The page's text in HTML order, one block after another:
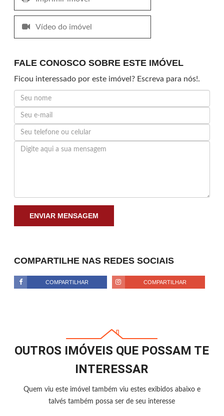
Vídeo do imóvel
FALE CONOSCO SOBRE ESTE IMÓVEL
Ficou interessado por este imóvel? Escreva para nós!.
ENVIAR MENSAGEM
COMPARTILHE NAS REDES SOCIAIS
COMPARTILHAR COMPARTILHAR
OUTROS IMÓVEIS QUE POSSAM TE
INTERESSAR
Quem viu este imóvel também viu estes exibidos abaixo e
talvés também possa ser de seu interesse